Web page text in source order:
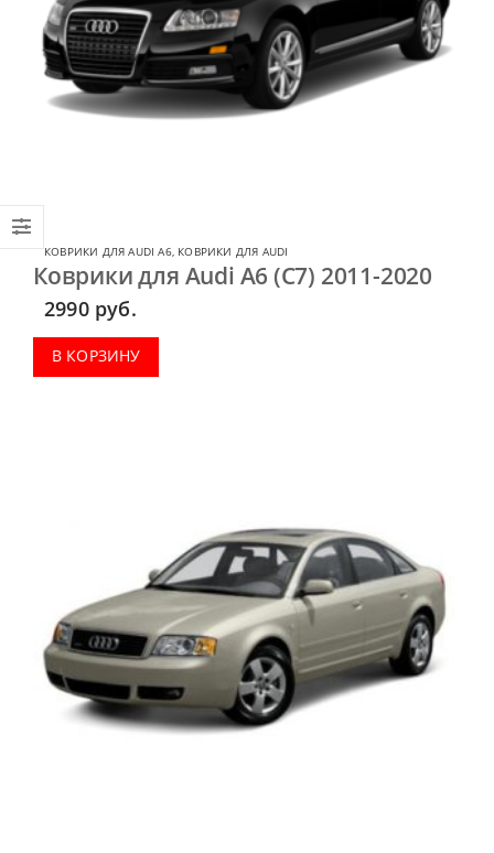
КОВРИКИ ДЛЯ AUDI A6, КОВРИКИ ДЛЯ AUDI
Коврики для Audi A6 (C7) 2011-2020
2990 руб.
В КОРЗИНУ